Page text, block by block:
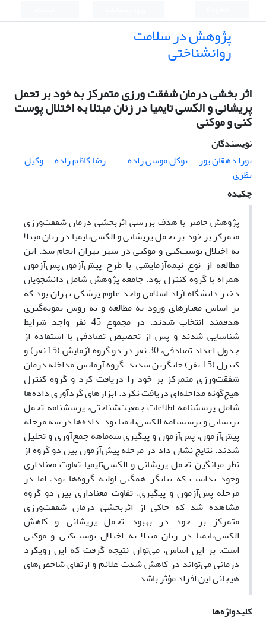
پژوهش در سلامت
روانشناختی
اثر بخشی درمان شفقت ورزی متمرکز به خود بر تحمل
پریشانی و الکسی تایمیا در زنان مبتلا به اختلال پوست
کنی و موکنی
نویسندگان
نورا دهقان پور
توکل موسی زاده رضا کاظم زاده
وکیل
نظری
چکیده
پژوهش حاضر با هدف بررسی اثربخشی درمان شفقت‌ورزی
متمرکز بر خود بر تحمل پریشانی و الکسی‌تایمیا در زنان مبتلا
به اختلال پوست‌کنی و موکنی در شهر تهران انجام شد. این
مطالعه از نوع نیمه‌آزمایشی با طرح پیش‌آزمون–پس‌آزمون
همراه با گروه کنترل بود. جامعه پژوهش شامل دانشجویان
دختر دانشگاه آزاد اسلامی واحد علوم پزشکی تهران بود که
بر اساس معیارهای ورود به مطالعه و به روش نمونه‌گیری
هدفمند انتخاب شدند. در مجموع 45 نفر واجد شرایط
شناسایی شدند و پس از تخصیص تصادفی با استفاده از
جدول اعداد تصادفی، 30 نفر در دو گروه آزمایش (15 نفر) و
کنترل (15 نفر) جایگزین شدند. گروه آزمایش مداخله درمان
شفقت‌ورزی متمرکز بر خود را دریافت کرد و گروه کنترل
هیچ‌گونه مداخله‌ای دریافت نکرد. ابزارهای گردآوری داده‌ها
شامل پرسشنامه اطلاعات جمعیت‌شناختی، پرسشنامه تحمل
پریشانی و پرسشنامه الکسی‌تایمیا بود. داده‌ها در سه مرحله
پیش‌آزمون، پس‌آزمون و پیگیری سه‌ماهه جمع‌آوری و تحلیل
شدند. نتایج نشان داد در مرحله پیش‌آزمون بین دو گروه از
نظر میانگین تحمل پریشانی و الکسی‌تایمیا تفاوت معناداری
وجود نداشت که بیانگر همگنی اولیه گروه‌ها بود، اما در
مرحله پس‌آزمون و پیگیری، تفاوت معناداری بین دو گروه
مشاهده شد که حاکی از اثربخشی درمان شفقت‌ورزی
متمرکز بر خود در بهبود تحمل پریشانی و کاهش
الکسی‌تایمیا در زنان مبتلا به اختلال پوست‌کنی و موکنی
است. بر این اساس، می‌توان نتیجه گرفت که این رویکرد
درمانی می‌تواند در کاهش شدت علائم و ارتقای شاخص‌های
هیجانی این افراد مؤثر باشد.
کلیدواژه‌ها